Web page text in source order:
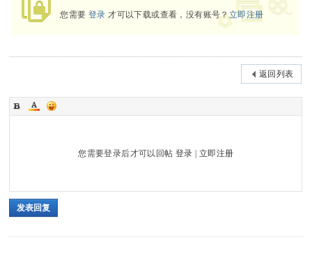
您需要登录 才可以下载或查看，没有账号？立即注册
返回列表
您需要登录后才可以回帖登录 |立即注册
发表回复